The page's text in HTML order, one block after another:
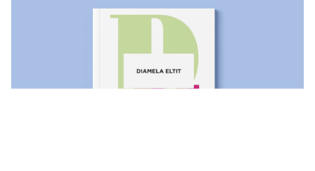
LIBROS ENVIADOS A LAS COMUNIDADES